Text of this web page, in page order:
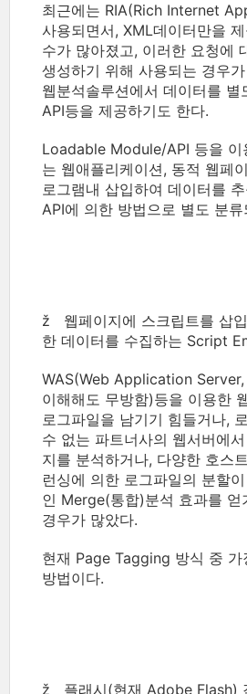
최근에는 RIA(Rich Internet
사용되면서, XML데이터만을
수가 많아졌고, 이러한 요청에
생성하기 위해 사용되는 경우
웹분석솔루션에서 데이터를 별
API등을 제공하기도 한다.
Loadable Module/API 등을 이
는 웹애플리케이션, 동적 웹페
로그램내 삽입하여 데이터를
API에 의한 방법으로 별도 분
ž 웹페이지에 스크립트를 삽
한 데이터를 수집하는 Script
WAS(Web Application
이해해도 무방함)등을 이용한
로그파일을 남기기 힘들거나,
수 없는 파트너사의 웹서버에
지를 분석하거나, 다양한 호스
런싱에 의한 로그파일의 분할
인 Merge(통합)분석 효과를 얻
경우가 많았다.
현재 Page Tagging 방식 중 가
방법이다.
ž 플래시(현재 Adobe Flash)